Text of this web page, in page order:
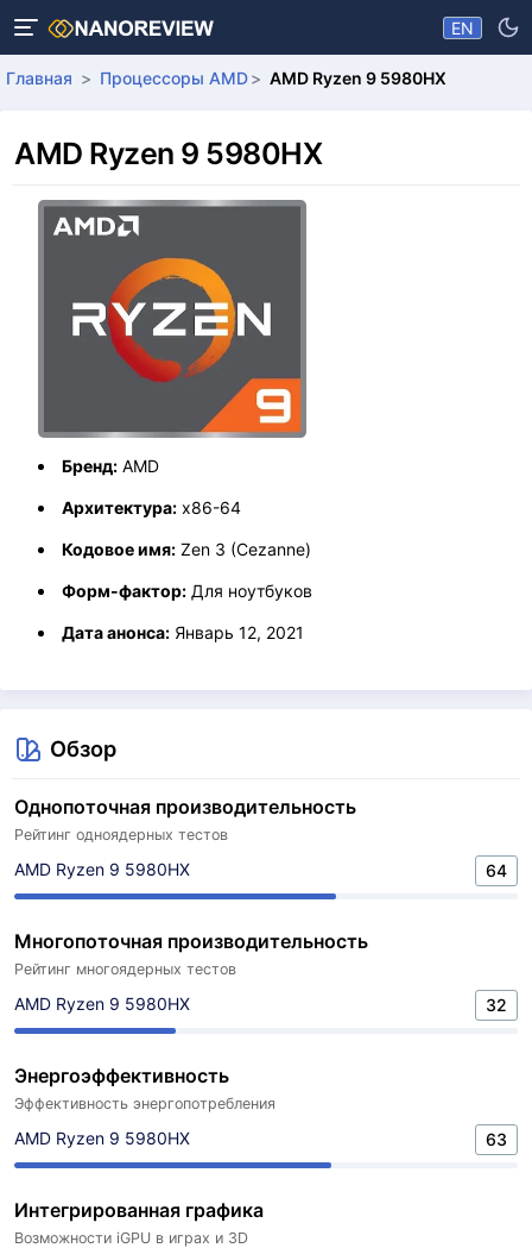
EN
Главная Процессоры AMD AMD Ryzen 9 5980HX
AMD Ryzen 9 5980HX
Бренд: AMD
Архитектура: x86-64
Кодовое имя: Zen 3 (Cezanne)
Форм-фактор: Для ноутбуков
Дата анонса: Январь 12, 2021
Обзор
Однопоточная производительность
Рейтинг одноядерных тестов
AMD Ryzen 9 5980HX 64
Многопоточная производительность
Рейтинг многоядерных тестов
AMD Ryzen 9 5980HX 32
Энергоэффективность
Эффективность энергопотребления
AMD Ryzen 9 5980HX 63
Интегрированная графика
Возможности iGPU в играх и 3D